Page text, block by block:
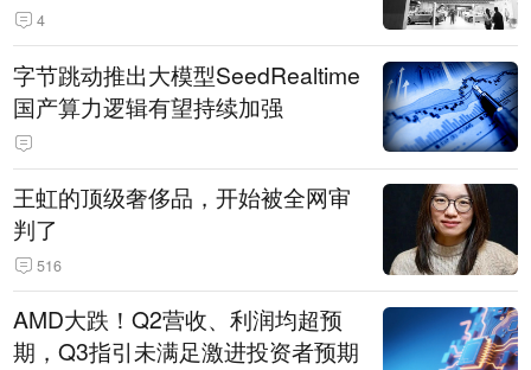
14.3万辆
4
字节跳动推出大模型SeedRealtime
国产算力逻辑有望持续加强
王虹的顶级奢侈品，开始被全网审
判了
516
AMD大跌！Q2营收、利润均超预
期，Q3指引未满足激进投资者预期